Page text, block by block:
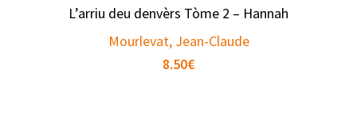
L’arriu deu denvèrs Tòme 2 – Hannah
Mourlevat, Jean-Claude
8.50€